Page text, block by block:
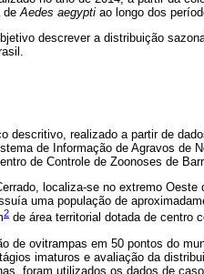
deAedes aegypti ao longo dos
descrever a distribuição
descritivo, realizado a partir de
de Informação de Agravos de
de Controle de Zoonoses de
localiza-se no extremo Oeste
uma população de
2 de área territorial dotada de centro
de ovitrampas em 50 pontos do
imaturos e avaliação da
foram utilizados os dados de